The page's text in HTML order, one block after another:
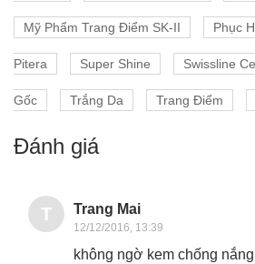
Mỹ Phẩm Trang Điểm SK-II Phục
Pitera Super Shine Swissline
Gốc Trắng Da Trang Điểm
Đánh giá
T Trang Mai
12/12/2016, 13:39
không ngờ kem chống